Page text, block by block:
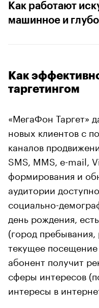
Как работают
машинное и
Как
таргетингом
«МегаФон Таргет»
новых клиентов с
каналов
SMS, MMS, e-mail,
формирования и
аудитории
социально-
день рождения,
(город пребывания,
текущее
абонент получит
сферы интересов
интересы в